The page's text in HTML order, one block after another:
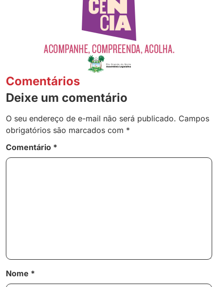
Comentários
Deixe um comentário
O seu endereço de e-mail não será publicado. Campos
obrigatórios são marcados com *
Comentário *
Nome *